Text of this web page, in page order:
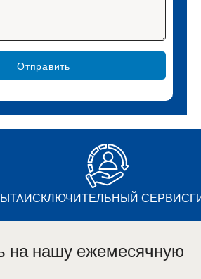
Отправить
ИСКЛЮЧИТЕЛЬНЫЙ СЕРВИС
на нашу ежемесячную